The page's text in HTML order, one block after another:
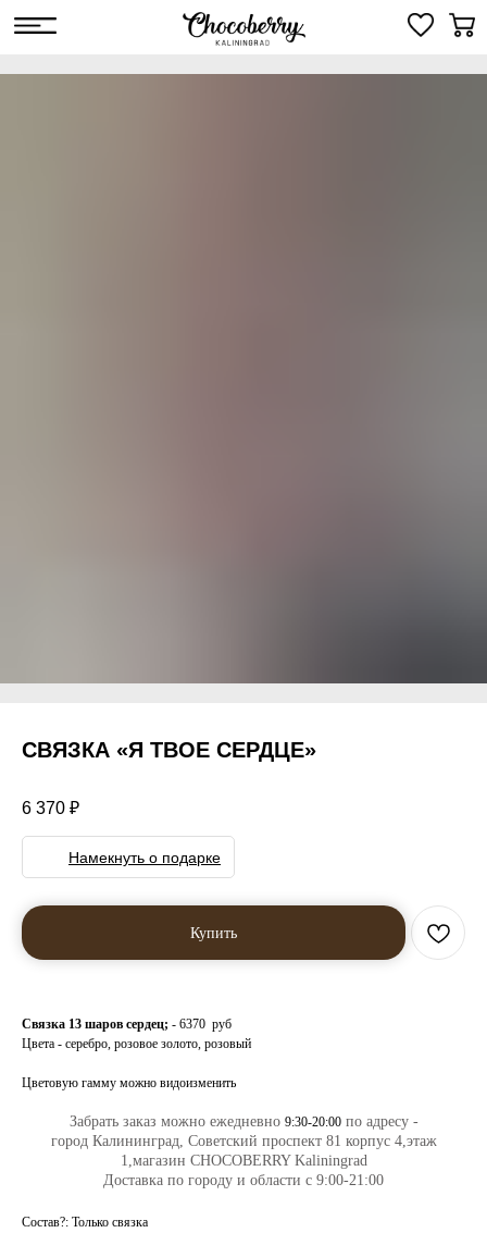
СВЯЗКА «Я ТВОЕ СЕРДЦЕ»
6 370 ₽
Намекнуть о подарке
Купить
Связка 13 шаров сердец; - 6370 руб
Цвета - серебро, розовое золото, розовый
Цветовую гамму можно видоизменить
Забрать заказ можно ежедневно 9:30-20:00по адресу -
город Калининград, Советский проспект 81 корпус 4,этаж
1,магазин CHOCOBERRY Kaliningrad
Доставка по городу и области с 9:00-21:00
Состав?: Только связка